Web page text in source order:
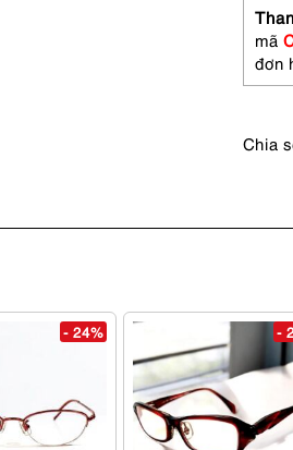
SLIM
2628
half
rim
số
mã
đơn
Chia
- 24% -